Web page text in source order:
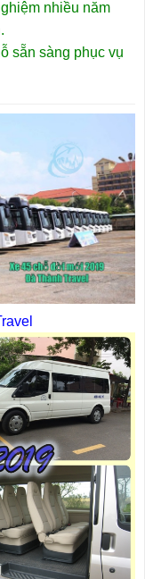
nhiều năm
sẵn sàng phục vụ